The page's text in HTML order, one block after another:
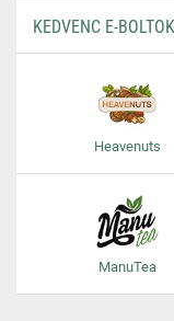
KEDVENC E-BOLTOK
Heavenuts
ManuTea